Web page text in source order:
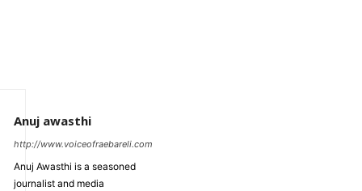
Anuj awasthi
http://www.voiceofraebareli.com
Anuj Awasthi is a seasoned
journalist and media